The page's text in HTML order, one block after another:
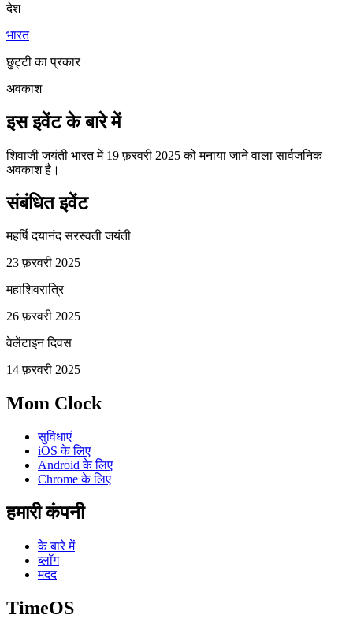
देश
भारत
छुट्टी का प्रकार
अवकाश
इस इवेंट के बारे में
शिवाजी जयंती भारत में 19 फ़रवरी 2025 को मनाया जाने वाला सार्वजनिक
अवकाश है।
संबंधित इवेंट
महर्षि दयानंद सरस्वती जयंती
23 फ़रवरी 2025
महाशिवरात्रि
26 फ़रवरी 2025
वेलेंटाइन दिवस
14 फ़रवरी 2025
Mom Clock
सुविधाएं
iOS के लिए
Android के लिए
Chrome के लिए
हमारी कंपनी
के बारे में
ब्लॉग
मदद
TimeOS